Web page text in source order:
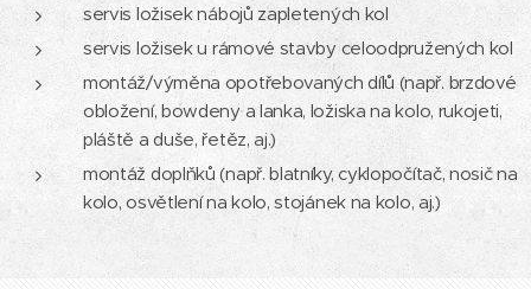
servis ložisek nábojů zapletených kol
servis ložisek u rámové stavby celoodpružených kol
montáž/výměna opotřebovaných dílů (např. brzdové
obložení, bowdeny a lanka, ložiska na kolo, rukojeti,
pláště a duše, řetěz, aj.)
montáž doplňků (např. blatníky, cyklopočítač, nosič na
kolo, osvětlení na kolo, stojánek na kolo, aj.)